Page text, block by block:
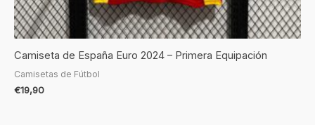
Camiseta de España Euro 2024 – Primera Equipación
Camisetas de Fútbol
€19,90